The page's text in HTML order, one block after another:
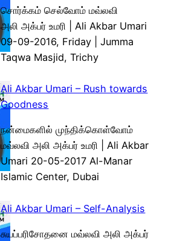
சொர்க்கம் செல்வோம் மவ்லவி
அலி அக்பர் உமரி | Ali Akbar Umari
09-09-2016, Friday | Jumma
Taqwa Masjid, Trichy
Ali Akbar Umari – Rush towards
Goodness
நன்மைகளில் முந்திக்கொள்வோம்
மவ்லவி அலி அக்பர் உமரி | Ali Akbar
Umari 20-05-2017 Al-Manar
Islamic Center, Dubai
Ali Akbar Umari – Self-Analysis
சுயப்பரிசோதனை மவ்லவி அலி அக்பர்